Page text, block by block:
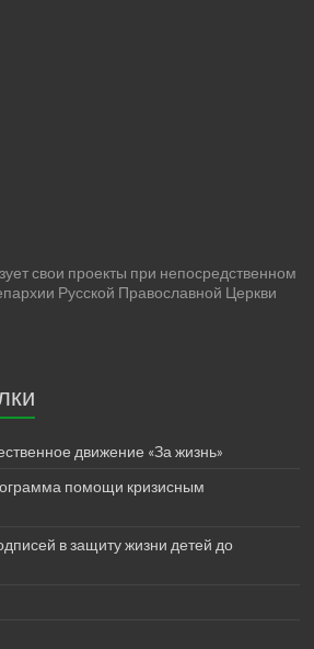
свои проекты при непосредственном
Русской Православной Церкви
движение «За жизнь»
помощи кризисным
в защиту жизни детей до